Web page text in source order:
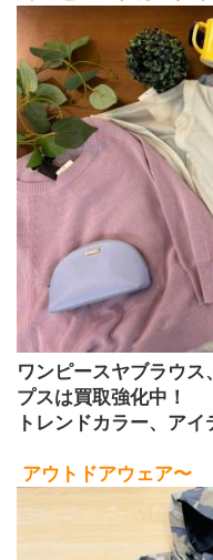
ワンピースヤブラウ
プスは買取強化中！
トレンドカラー、ア
アウトドアウェア〜